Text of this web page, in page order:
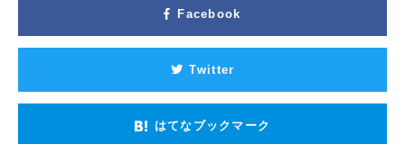
Facebook
Twitter
はてなブックマーク